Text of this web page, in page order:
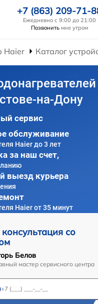
+7 (863) 209-71-
Ежедневно с 9:00 до 21:00
Позвонить мне утром
Haier Каталог
на-Дону
сервис
обслуживание
Haier до 3 лет
за наш счет,
выезд курьера
Haier от 35 минут
со
Белов
мастер сервисного центра